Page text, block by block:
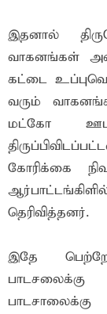
இதனால்
வாகனங்கள்
கட்டை
வரும்
மட்கோ
கோரிக்கை
தெரிவித்தனர்.
இதே